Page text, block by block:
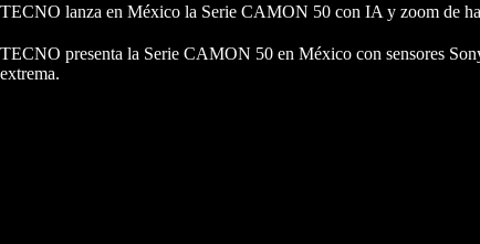
TECNO lanza en México la Serie CAMON 50 con IA y zoom de
TECNO presenta la Serie CAMON 50 en México con sensores
extrema.